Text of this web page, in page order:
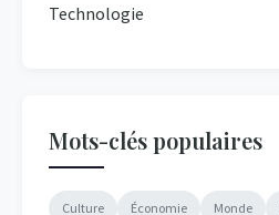
Technologie
Mots-clés populaires
Culture Économie Monde